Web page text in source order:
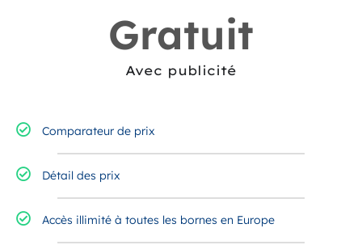
Gratuit
Avec publicité
Comparateur de prix
Détail des prix
Accès illimité à toutes les bornes en Europe